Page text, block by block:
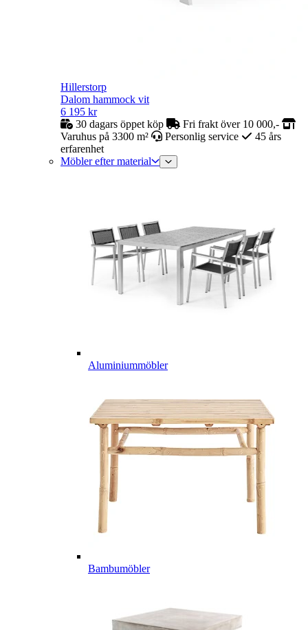
Hillerstorp
Dalom hammock vit
6 195 kr
30 dagars öppet köp
Fri frakt över 10 000,-
Varuhus på 3300 m²
Personlig service
45 års
erfarenhet
Möbler efter material
Aluminiummöbler
Bambumöbler